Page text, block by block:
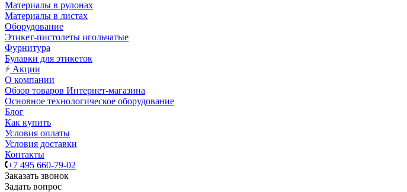
Материалы в рулонах
Материалы в листах
Оборудование
Этикет-пистолеты игольчатые
Фурнитура
Булавки для этикеток
Акции
О компании
Обзор товаров Интернет-магазина
Основное технологическое оборудование
Блог
Как купить
Условия оплаты
Условия доставки
Контакты
+7 495 660-79-02
Заказать звонок
Задать вопрос